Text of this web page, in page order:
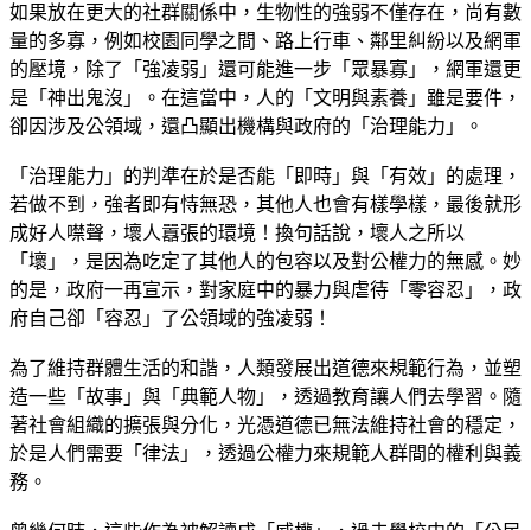
如果放在更大的社群關係中，生物性的強弱不僅存在，尚有數
量的多寡，例如校園同學之間、路上行車、鄰里糾紛以及網軍
的壓境，除了「強凌弱」還可能進一步「眾暴寡」，網軍還更
是「神出鬼沒」。在這當中，人的「文明與素養」雖是要件，
卻因涉及公領域，還凸顯出機構與政府的「治理能力」。
「治理能力」的判準在於是否能「即時」與「有效」的處理，
若做不到，強者即有恃無恐，其他人也會有樣學樣，最後就形
成好人噤聲，壞人囂張的環境！換句話說，壞人之所以
「壞」，是因為吃定了其他人的包容以及對公權力的無感。妙
的是，政府一再宣示，對家庭中的暴力與虐待「零容忍」，政
府自己卻「容忍」了公領域的強凌弱！
為了維持群體生活的和諧，人類發展出道德來規範行為，並塑
造一些「故事」與「典範人物」，透過教育讓人們去學習。隨
著社會組織的擴張與分化，光憑道德已無法維持社會的穩定，
於是人們需要「律法」，透過公權力來規範人群間的權利與義
務。